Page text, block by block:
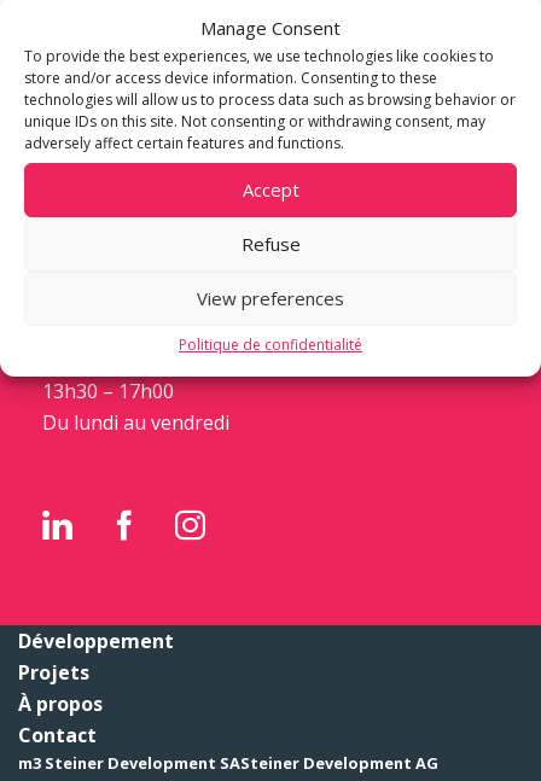
Manage Consent
To provide the best experiences, we use technologies like cookies to
store and/or access device information. Consenting to these
technologies will allow us to process data such as browsing behavior or
unique IDs on this site. Not consenting or withdrawing consent, may
adversely affect certain features and functions.
Accept
Refuse
View preferences
Politique de confidentialité
m3 STEINER DEVELOPMENT
CH-1211 Genève 1
13h30 – 17h00
Du lundi au vendredi
Développement
Projets
À propos
Contact
m3 Steiner Development SASteiner Development AG